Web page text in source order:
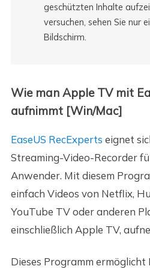
geschützten Inhalte
versuchen, sehen Sie nur
Bildschirm.
Wie man Apple TV mit
aufnimmt [Win/Mac]
EaseUS RecExperts eignet
Streaming-Video-Recorder
Anwender. Mit diesem
einfach Videos von Netflix,
YouTube TV oder anderen
einschließlich Apple TV,
Dieses Programm ermöglicht